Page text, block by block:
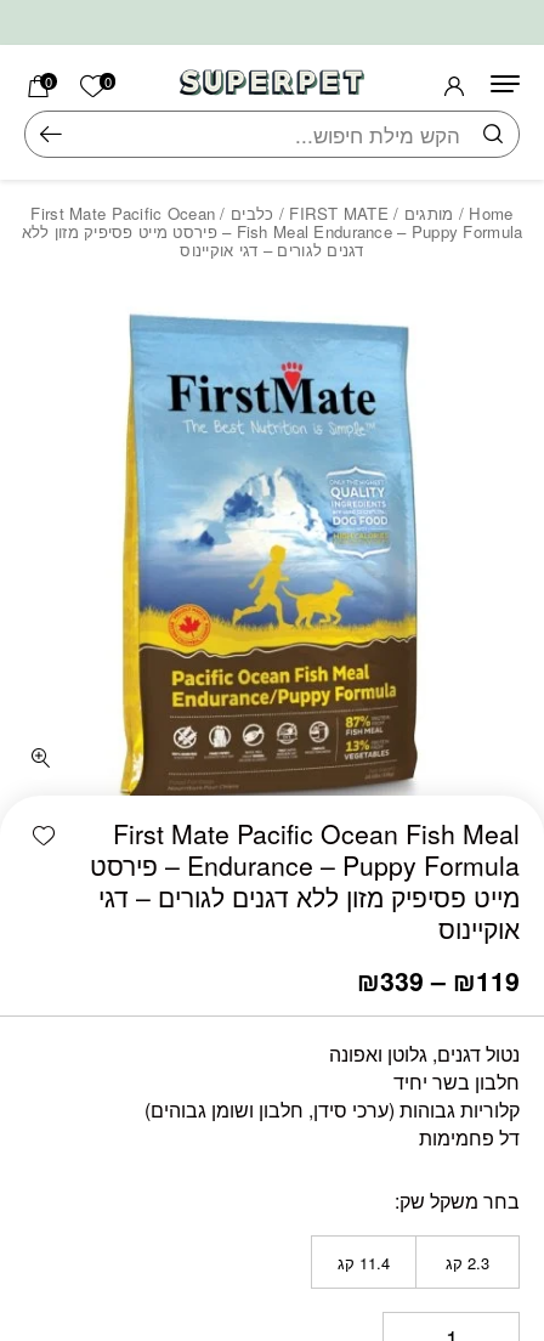
0 הרשימה
0
חיפוש
Home
/ מותגים /
FIRST MATE
/ כלבים / First Mate Pacific Ocean
Fish Meal Endurance – Puppy Formula – פירסט מייט פסיפיק מזון ללא
דגנים לגורים – דגי אוקיינוס
First Mate Pacific Ocean Fish Meal
Endurance – Puppy Formula – פירסט
מייט פסיפיק מזון ללא דגנים לגורים – דגי
אוקיינוס
₪119
–
₪339
נטול דגנים, גלוטן ואפונה
חלבון בשר יחיד
קלוריות גבוהות (ערכי סידן, חלבון ושומן גבוהים)
דל פחמימות
בחר משקל שק
2.3 קג 11.4 קג